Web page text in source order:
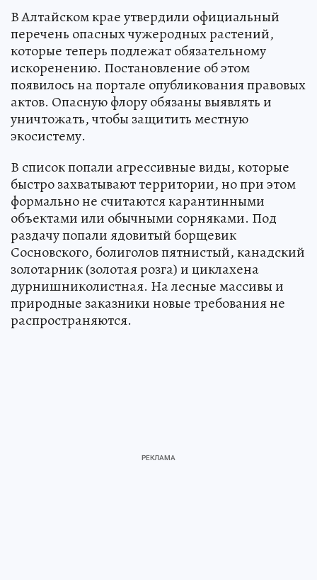
В Алтайском крае утвердили официальный
перечень опасных чужеродных растений,
которые теперь подлежат обязательному
искоренению. Постановление об этом
появилось на портале опубликования правовых
актов. Опасную флору обязаны выявлять и
уничтожать, чтобы защитить местную
экосистему.
В список попали агрессивные виды, которые
быстро захватывают территории, но при этом
формально не считаются карантинными
объектами или обычными сорняками. Под
раздачу попали ядовитый борщевик
Сосновского, болиголов пятнистый, канадский
золотарник (золотая розга) и циклахена
дурнишниколистная. На лесные массивы и
природные заказники новые требования не
распространяются.